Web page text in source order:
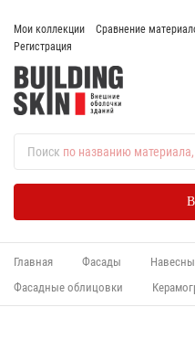
Мои коллекции Сравнение
Регистрация
Поиск по названию
Главная Фасады
Фасадные облицовки